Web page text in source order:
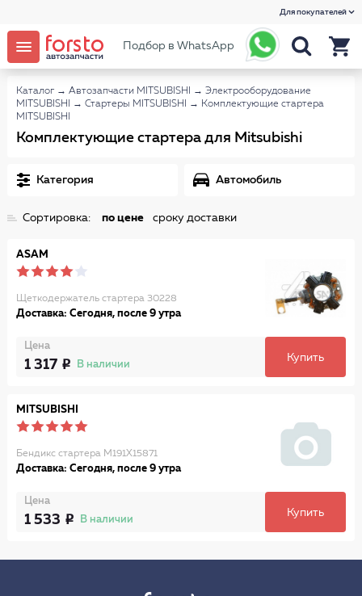
Для покупателей
Подбор в WhatsApp
Каталог → Автозапчасти MITSUBISHI → Электрооборудование
MITSUBISHI
→ Стартеры MITSUBISHI → Комплектующие стартера
MITSUBISHI
Комплектующие стартера для Mitsubishi
Категория Автомобиль
Сортировка: по цене сроку доставки
ASAM
Щеткодержатель стартера 30228
Доставка: Сегодня, после 9 утра
Цена
1 317 В наличии
Купить
MITSUBISHI
Бендикс стартера M191X15871
Доставка: Сегодня, после 9 утра
Цена
1 533 В наличии
Купить